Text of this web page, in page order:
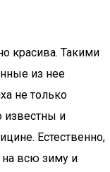
красива. Такими
из нее
не только
известны и
Естественно,
на всю зиму и